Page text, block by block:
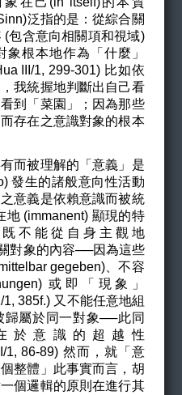
泛指的是：從綜合關
包含意向相關項和視域)
根本地作為「什麼」
III/1, 299-301) 比如依
我統握地判斷出自己看
到「菜園」；因為那些
存在之意識對象的根本
而被理解的「意義」是
發生的諸般意向性活動
意義是依賴意識而被統
(immanent) 顯現的特
不能從自身主觀地
對象的內容──因為這些
gegeben)、不容
)或即「現象」
1, 385f.) 又不能任意地組
歸屬於同一對象──此同
於意識的超越性
1, 86-89) 然而，就「意
整體」此事實而言，胡
個邏輯的原則在進行其